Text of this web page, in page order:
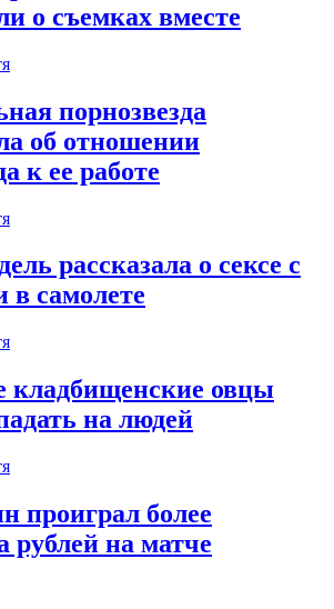
о съемках вместе
порнозвезда
об отношении
к ее работе
рассказала о сексе с
в самолете
кладбищенские овцы
на людей
проиграл более
рублей на матче